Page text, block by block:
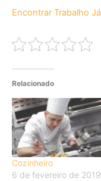
Encontrar Trabalho Já
Relacionado
Cozinheiro
6 de fevereiro de 2019